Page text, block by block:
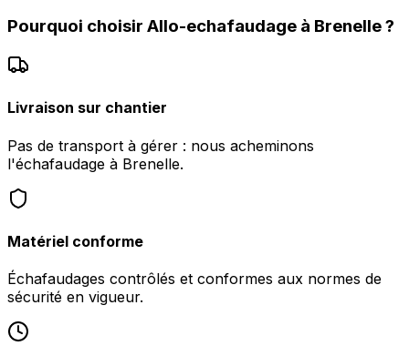
Pourquoi choisir Allo-echafaudage à Brenelle?
Livraison sur chantier
Pas de transport à gérer : nous acheminons
l'échafaudage à Brenelle.
Matériel conforme
Échafaudages contrôlés et conformes aux normes de
sécurité en vigueur.